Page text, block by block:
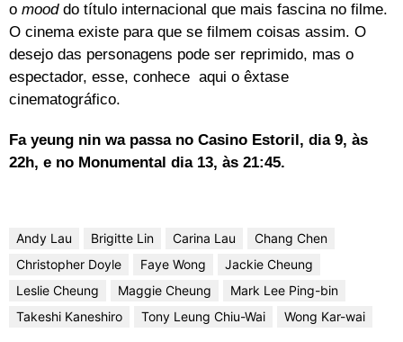
o mooddo título internacional que mais fascina no filme.
O cinema existe para que se filmem coisas assim. O
desejo das personagens pode ser reprimido, mas o
espectador, esse, conhece aqui o êxtase
cinematográfico.
Fa yeung nin wa passa no Casino Estoril, dia 9, às
22h, e no Monumental dia 13, às 21:45.
Andy Lau Brigitte Lin Carina Lau
Chang Chen
Christopher Doyle
Faye Wong
Jackie Cheung
Leslie Cheung
Maggie Cheung
Mark Lee Ping-bin
Takeshi Kaneshiro
Tony Leung Chiu-Wai Wong Kar-wai